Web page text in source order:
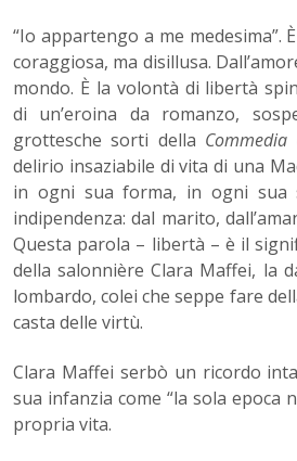
“Io appartengo a me medesima”.
coraggiosa, ma disillusa.
mondo. È la volontà di libertà
di un’eroina da romanzo,
grottesche sorti della Commedia
delirio insaziabile di vita di una
in ogni sua forma, in ogni sua
indipendenza: dal marito,
Questa parola – libertà – è il
della salonnière Clara Maffei, la
lombardo, colei che seppe fare
casta delle virtù.
Clara Maffei serbò un ricordo
sua infanzia come “la sola epoca
propria vita.